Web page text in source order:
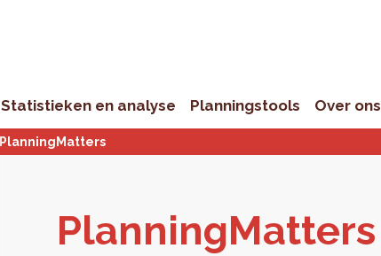
Statistieken en analyse Planningstools Over ons
PlanningMatters
Plan­ning­Mat­ters